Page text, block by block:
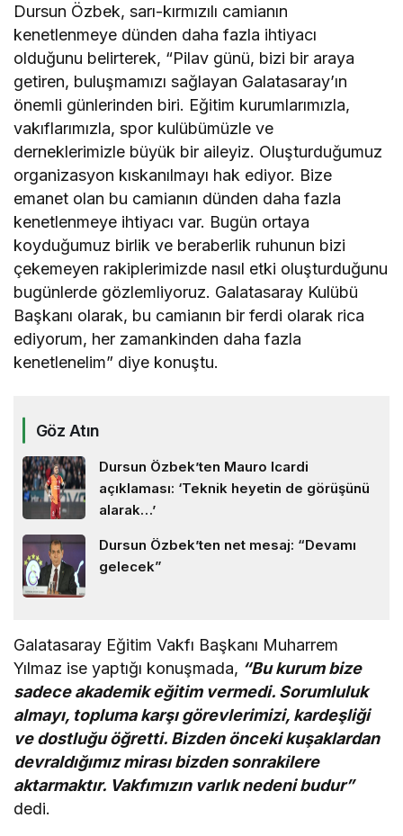
Dursun Özbek, sarı-kırmızılı camianın
kenetlenmeye dünden daha fazla ihtiyacı
olduğunu belirterek, “Pilav günü, bizi bir araya
getiren, buluşmamızı sağlayan Galatasaray’ın
önemli günlerinden biri. Eğitim kurumlarımızla,
vakıflarımızla, spor kulübümüzle ve
derneklerimizle büyük bir aileyiz. Oluşturduğumuz
organizasyon kıskanılmayı hak ediyor. Bize
emanet olan bu camianın dünden daha fazla
kenetlenmeye ihtiyacı var. Bugün ortaya
koyduğumuz birlik ve beraberlik ruhunun bizi
çekemeyen rakiplerimizde nasıl etki oluşturduğunu
bugünlerde gözlemliyoruz. Galatasaray Kulübü
Başkanı olarak, bu camianın bir ferdi olarak rica
ediyorum, her zamankinden daha fazla
kenetlenelim” diye konuştu.
Göz Atın
Dursun Özbek’ten Mauro Icardi
açıklaması: ‘Teknik heyetin de görüşünü
alarak…’
Dursun Özbek’ten net mesaj: “Devamı
gelecek”
Galatasaray Eğitim Vakfı Başkanı Muharrem
Yılmaz ise yaptığı konuşmada, “Bu kurum bize
sadece akademik eğitim vermedi. Sorumluluk
almayı, topluma karşı görevlerimizi, kardeşliği
ve dostluğu öğretti. Bizden önceki kuşaklardan
devraldığımız mirası bizden sonrakilere
aktarmaktır. Vakfımızın varlık nedeni budur”
dedi.